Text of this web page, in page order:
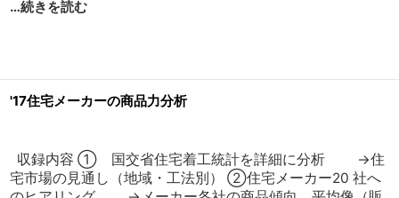
…続きを読む
'17住宅メーカーの商品力分析
収録内容 ① 国交省住宅着工統計を詳細に分析 →住
宅市場の見通し（地域・工法別） ②住宅メーカー20 社へ